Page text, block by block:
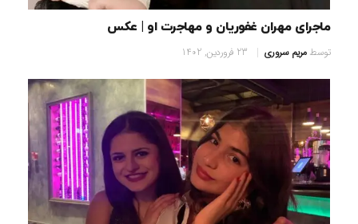
ماجرای مهران غفوریان و مهاجرت او | عکس
توسطمریم سروری 23 فروردین, 1402